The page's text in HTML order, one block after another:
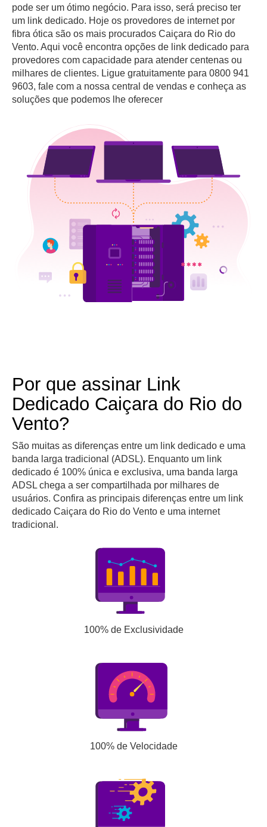
pode ser um ótimo negócio. Para isso, será preciso ter
um link dedicado. Hoje os provedores de internet por
fibra ótica são os mais procurados Caiçara do Rio do
Vento. Aqui você encontra opções de link dedicado para
provedores com capacidade para atender centenas ou
milhares de clientes. Ligue gratuitamente para 0800 941
9603, fale com a nossa central de vendas e conheça as
soluções que podemos lhe oferecer
Por que assinar Link
Dedicado Caiçara do Rio do
Vento?
São muitas as diferenças entre um link dedicado e uma
banda larga tradicional (ADSL). Enquanto um link
dedicado é 100% única e exclusiva, uma banda larga
ADSL chega a ser compartilhada por milhares de
usuários. Confira as principais diferenças entre um link
dedicado Caiçara do Rio do Vento e uma internet
tradicional.
100% de Exclusividade
100% de Velocidade